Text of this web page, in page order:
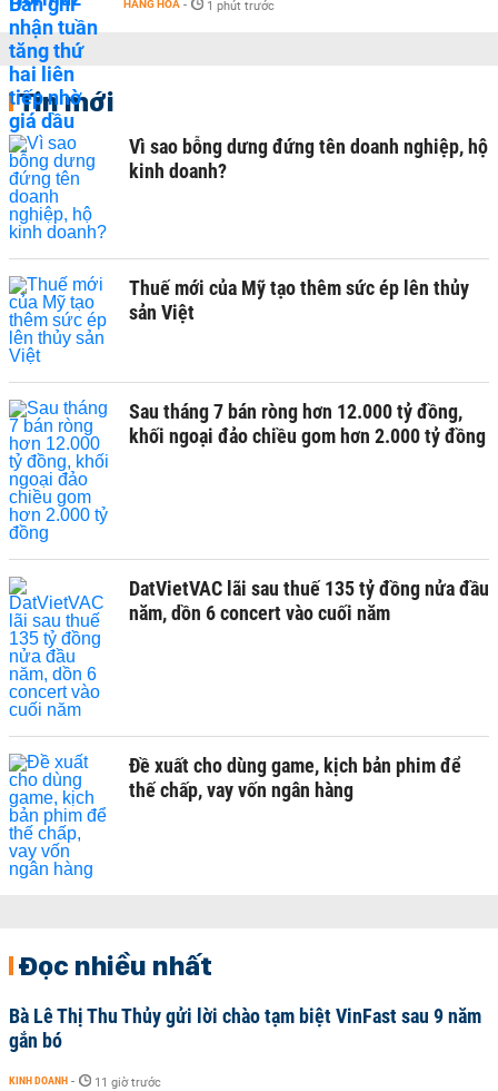
HÀNG HÓA - 1 phút trước
Tin mới
Vì sao bỗng dưng đứng tên doanh nghiệp, hộ
kinh doanh?
Thuế mới của Mỹ tạo thêm sức ép lên thủy
sản Việt
Sau tháng 7 bán ròng hơn 12.000 tỷ đồng,
khối ngoại đảo chiều gom hơn 2.000 tỷ đồng
DatVietVAC lãi sau thuế 135 tỷ đồng nửa đầu
năm, dồn 6 concert vào cuối năm
Đề xuất cho dùng game, kịch bản phim để
thế chấp, vay vốn ngân hàng
Đọc nhiều nhất
Bà Lê Thị Thu Thủy gửi lời chào tạm biệt VinFast sau 9 năm
gắn bó
KINH DOANH - 11 giờ trước